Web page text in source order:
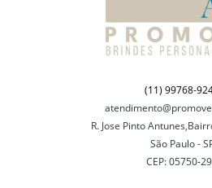
(11) 99768-
R. Jose Pinto
São Paulo -
CEP: 05750-